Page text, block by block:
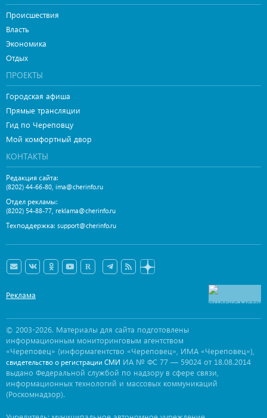
Происшествия
Власть
Экономика
Отдых
ПРОЕКТЫ
Городская афиша
Прямые трансляции
Гид по Череповцу
Мой комфортный двор
КОНТАКТЫ
Редакция сайта:
(8202) 44-66-80 ima@cherinfo.ru
Отдел рекламы:
(8202) 54-88-77 reklama@cherinfo.ru
Техподдержка: support@cherinfo.ru
Реклама
© 2003-2026. Материалы для сайта подготовлены
информационным мониторинговым агентством
«Череповец» (информагентство «Череповец», ИМА «Череповец»),
свидетельство о регистрации СМИ ИА № ФС 77 — 59024 от 18.08.2014
выдано Федеральной службой по надзору в сфере связи,
информационных технологий и массовых коммуникаций
(Роскомнадзор).